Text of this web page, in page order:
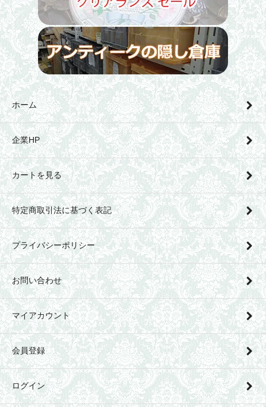
ホーム
企業HP
カートを見る
特定商取引法に基づく表記
プライバシーポリシー
お問い合わせ
マイアカウント
会員登録
ログイン